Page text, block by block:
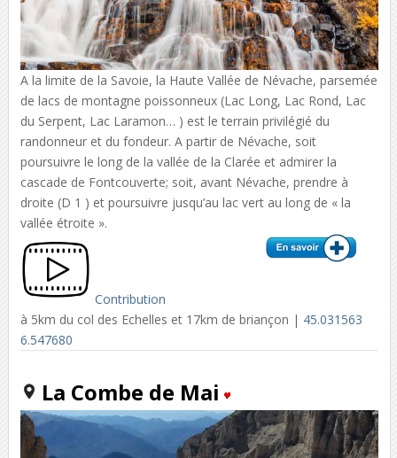
A la limite de la Savoie, la Haute Vallée de Névache, parsemée
de lacs de montagne poissonneux (Lac Long, Lac Rond, Lac
du Serpent, Lac Laramon… ) est le terrain privilégié du
randonneur et du fondeur. A partir de Névache, soit
poursuivre le long de la vallée de la Clarée et admirer la
cascade de Fontcouverte; soit, avant Névache, prendre à
droite (D 1 ) et poursuivre jusqu’au lac vert au long de « la
vallée étroite ».
Contribution
à 5km du col des Echelles et 17km de briançon | 45.031563
6.547680
La Combe de Mai